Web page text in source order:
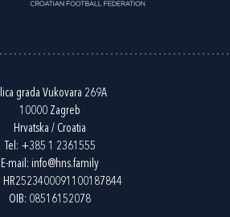
grada Vukovara 269A
10000 Zagreb
Hrvatska / Croatia
Tel: +385 1 2361555
E-mail: info@hns.family
HR2523400091100187844
OIB: 08516152078